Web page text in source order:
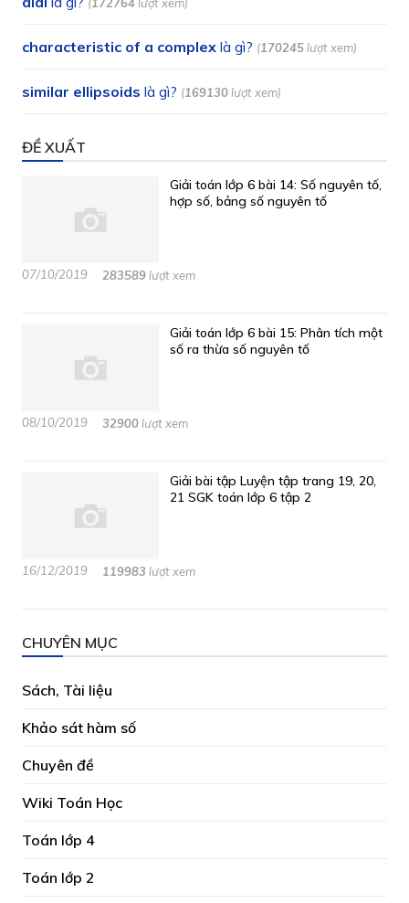
characteristic of a complex là gì? (170245 lượt xem)
similar ellipsoids là gì? (169130 lượt xem)
ĐỀ XUẤT
Giải toán lớp 6 bài 14: Số nguyên tố,
hợp số, bảng số nguyên tố
07/10/2019 283589 lượt xem
Giải toán lớp 6 bài 15: Phân tích một
số ra thừa số nguyên tố
08/10/2019 32900 lượt xem
Giải bài tập Luyện tập trang 19, 20,
21 SGK toán lớp 6 tập 2
16/12/2019 119983 lượt xem
CHUYÊN MỤC
Sách, Tài liệu
Khảo sát hàm số
Chuyên đề
Wiki Toán Học
Toán lớp 4
Toán lớp 2